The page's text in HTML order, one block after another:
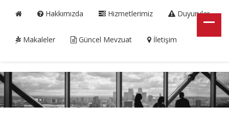
Hakkımızda Hizmetlerimiz Duyurular
Makaleler Güncel Mevzuat İletişim